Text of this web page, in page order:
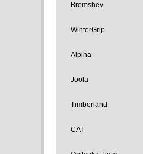
Bremshey
WinterGrip
Alpina
Joola
Timberland
CAT